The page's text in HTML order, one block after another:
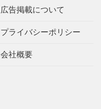
広告掲載について
プライバシーポリシー
会社概要